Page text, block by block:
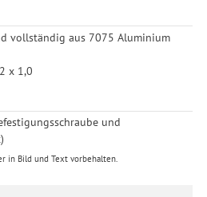
vollständig aus 7075 Aluminium
x 1,0
und
in Bild und Text vorbehalten.